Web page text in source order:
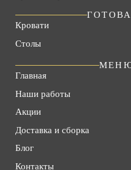
Кровати
Столы
Главная
Наши работы
Акции
Доставка и сборка
Блог
Контакты